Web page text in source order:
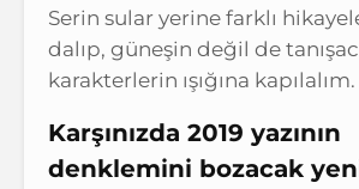
Serin sular yerine farklı
dalıp, güneşin değil de
karakterlerin ışığına kapılalım.
Karşınızda 2019 yazının
denklemini bozacak